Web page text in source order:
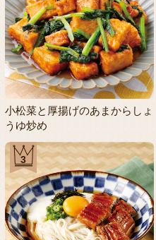
小松菜と厚揚げのあまからしょ
うゆ炒め
3